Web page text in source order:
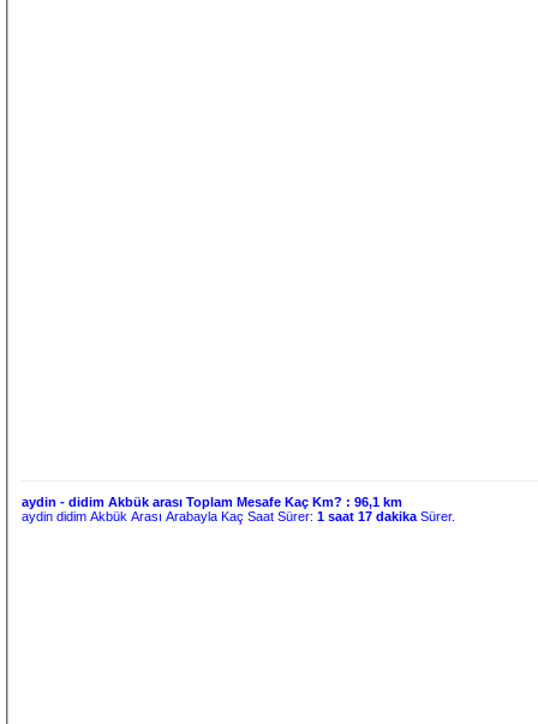
aydin - didim Akbük arası Toplam Mesafe Kaç Km? :96,1 km
aydin didim Akbük Arası Arabayla Kaç Saat Sürer:1 saat 17 dakika Sürer.